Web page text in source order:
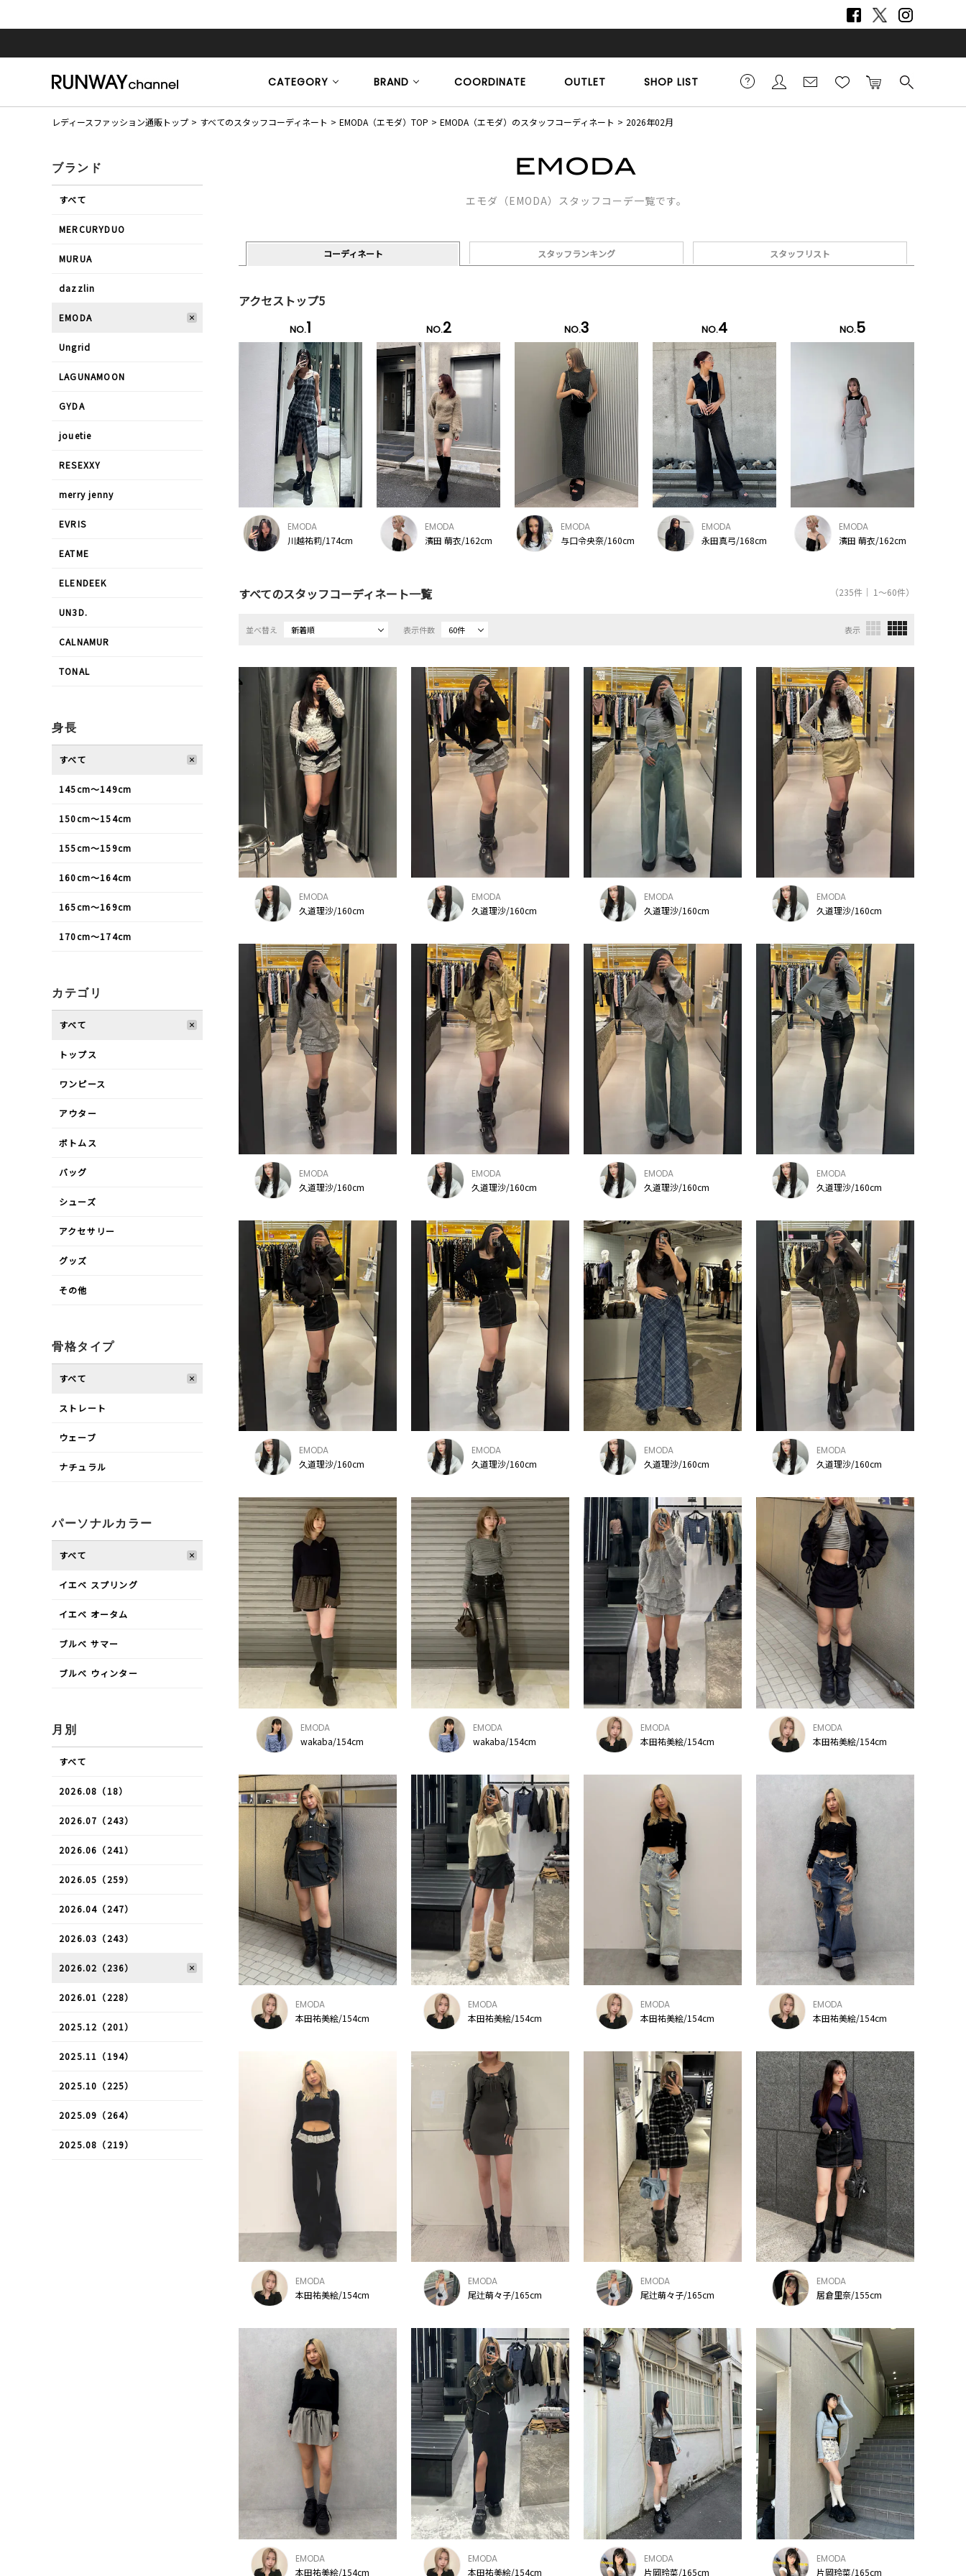
CATEGORY BRAND COORDINATE OUTLET SHOP LIST
レディースファッション通販トップ すべてのスタッフコーディネート EMODA（エモダ）TOP EMODA（エモダ）のスタッフコーディネート 2026年02月
エモダ（EMODA）スタッフコーデ一覧です。
コーディネート スタッフランキング スタッフリスト
アクセストップ5
NO.1
EMODA
川越祐莉/174cm
NO.2
EMODA
濱田 萌衣/162cm
NO.3
EMODA
与口令央奈/160cm
NO.4
EMODA
永田真弓/168cm
NO.5
EMODA
濱田 萌衣/162cm
すべてのスタッフコーディネート一覧 （235件｜ 1～60件）
並べ替え 新着順 表示件数 60件 表示
EMODA
久道理沙/160cm
EMODA
久道理沙/160cm
EMODA
久道理沙/160cm
EMODA
久道理沙/160cm
EMODA
久道理沙/160cm
EMODA
久道理沙/160cm
EMODA
久道理沙/160cm
EMODA
久道理沙/160cm
EMODA
久道理沙/160cm
EMODA
久道理沙/160cm
EMODA
久道理沙/160cm
EMODA
久道理沙/160cm
EMODA
wakaba/154cm
EMODA
wakaba/154cm
EMODA
本田祐美絵/154cm
EMODA
本田祐美絵/154cm
EMODA
本田祐美絵/154cm
EMODA
本田祐美絵/154cm
EMODA
本田祐美絵/154cm
EMODA
本田祐美絵/154cm
EMODA
本田祐美絵/154cm
EMODA
尾辻萌々子/165cm
EMODA
尾辻萌々子/165cm
EMODA
居倉里奈/155cm
EMODA
本田祐美絵/154cm
EMODA
本田祐美絵/154cm
EMODA
片岡玲菜/165cm
EMODA
片岡玲菜/165cm
ブランド
すべて
MERCURYDUO
MURUA
dazzlin
EMODA
Ungrid
LAGUNAMOON
GYDA
jouetie
RESEXXY
merry jenny
EVRIS
EATME
ELENDEEK
UN3D.
CALNAMUR
TONAL
身長
すべて
145cm〜149cm
150cm〜154cm
155cm〜159cm
160cm〜164cm
165cm〜169cm
170cm〜174cm
カテゴリ
すべて
トップス
ワンピース
アウター
ボトムス
バッグ
シューズ
アクセサリー
グッズ
その他
骨格タイプ
すべて
ストレート
ウェーブ
ナチュラル
パーソナルカラー
すべて
イエベ スプリング
イエベ オータム
ブルべ サマー
ブルべ ウィンター
月別
すべて
2026.08（18）
2026.07（243）
2026.06（241）
2026.05（259）
2026.04（247）
2026.03（243）
2026.02（236）
2026.01（228）
2025.12（201）
2025.11（194）
2025.10（225）
2025.09（264）
2025.08（219）